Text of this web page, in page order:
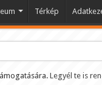
Térkép
Legyél te is